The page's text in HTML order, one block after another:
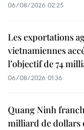
06/08/2026 02:25
Les exportations
vietnamiennes
l’objectif de 74
06/08/2026 01:36
Quang Ninh
milliard de dollars